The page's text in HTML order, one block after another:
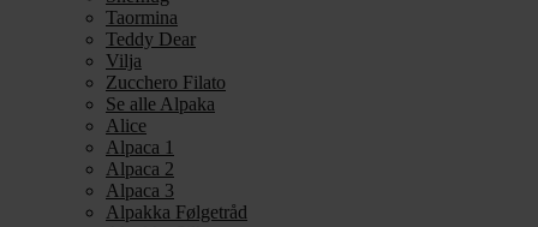
Taormina
Teddy Dear
Vilja
Zucchero Filato
Se alle Alpaka
Alice
Alpaca 1
Alpaca 2
Alpaca 3
Alpakka Følgetråd